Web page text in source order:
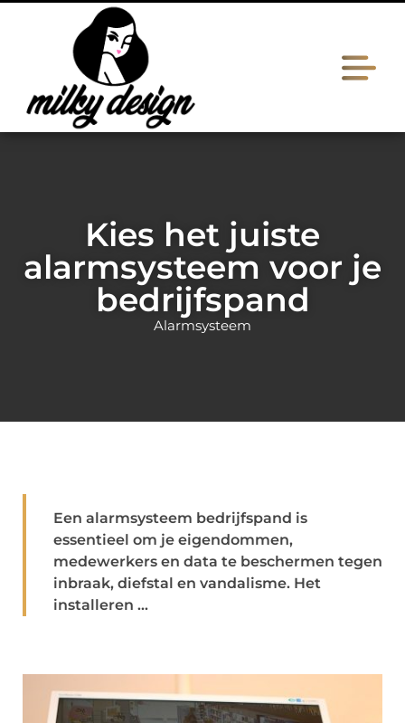
Kies het juiste
alarmsysteem voor je
bedrijfspand
Alarmsysteem
Een alarmsysteem bedrijfspand is
essentieel om je eigendommen,
medewerkers en data te beschermen tegen
inbraak, diefstal en vandalisme. Het
installeren ...